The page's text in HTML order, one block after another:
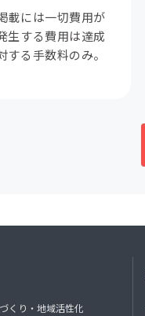
載には一切費用が
生する費用は達成
する手数料のみ。
くり・地域活性化